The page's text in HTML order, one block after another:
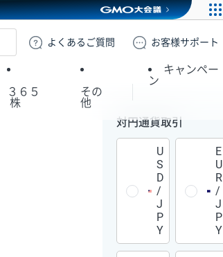
GMOクリック証券
よくある ご質問 お客様サポート
３６５
株
その
他
キャンペー
ン
対円通貨取引
U
S
D
/
J
P
Y
E
U
R
/
J
P
Y